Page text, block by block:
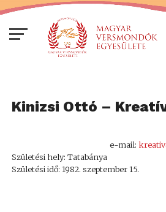
Kinizsi Ottó –
e-mail:
Születési hely: Tatabánya
Születési idő: 1982. szeptember 15.